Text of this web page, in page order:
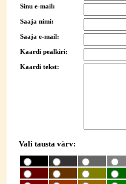
Sinu e-mail:
Saaja nimi:
Saaja e-mail:
Kaardi pealkiri:
Kaardi tekst:
Vali tausta värv: